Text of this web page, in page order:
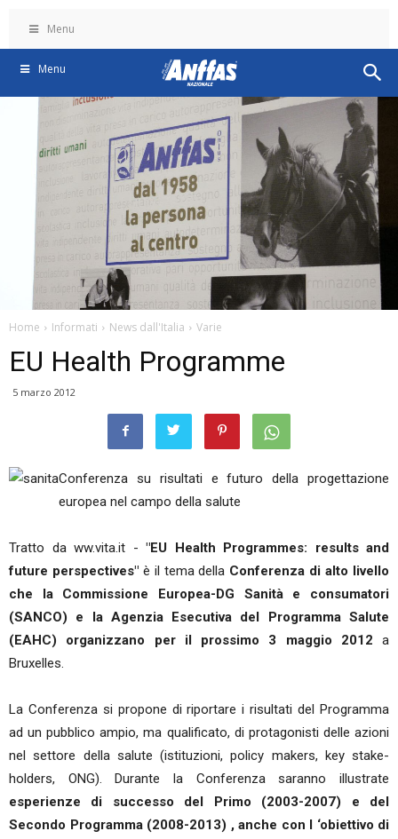
Menu
Menu
Home Informati News dall'Italia Varie
EU Health Programme
5 marzo 2012
Conferenza su risultati e futuro della progettazione
europea nel campo della salute
Tratto da ww.vita.it - "EU Health Programmes: results and
future perspectives"è il tema della Conferenza di alto livello
che la Commissione Europea-DG Sanità e consumatori
(SANCO) e la Agenzia Esecutiva del Programma Salute
(EAHC) organizzano per il prossimo 3 maggio 2012 a
Bruxelles.
La Conferenza si propone di riportare i risultati del Programma
ad un pubblico ampio, ma qualificato, di protagonisti delle azioni
nel settore della salute (istituzioni, policy makers, key stake-
holders, ONG). Durante la Conferenza saranno illustrate
esperienze di successo del Primo (2003-2007) e del
Secondo Programma (2008-2013) , anche con l ‘obiettivo di